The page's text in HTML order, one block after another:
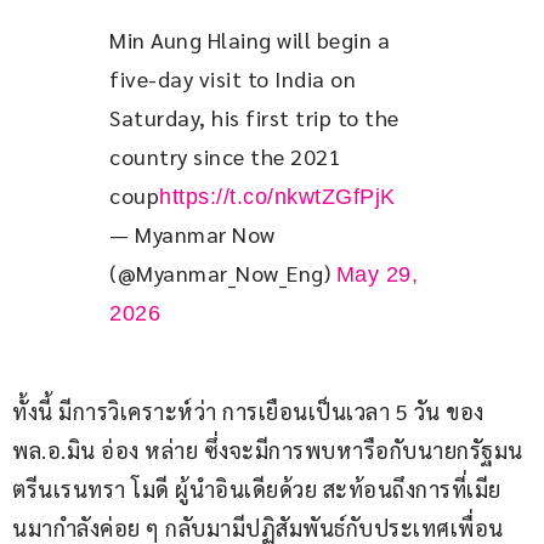
Min Aung Hlaing will begin a
five-day visit to India on
Saturday, his first trip to the
country since the 2021
couphttps://t.co/nkwtZGfPjK
— Myanmar Now
(@Myanmar_Now_Eng) May 29,
2026
ทั้งนี้ มีการวิเคราะห์ว่า การเยือนเป็นเวลา 5 วัน ของ
พล.อ.มิน อ่อง หล่าย ซึ่งจะมีการพบหารือกับนายกรัฐมน
ตรีนเรนทรา โมดี ผู้นำอินเดียด้วย สะท้อนถึงการที่เมีย
นมากำลังค่อย ๆ กลับมามีปฏิสัมพันธ์กับประเทศเพื่อน